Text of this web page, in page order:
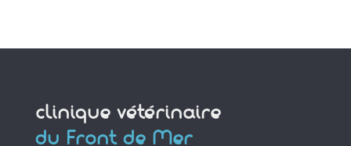
clinique vétérinaire
du Front de Mer